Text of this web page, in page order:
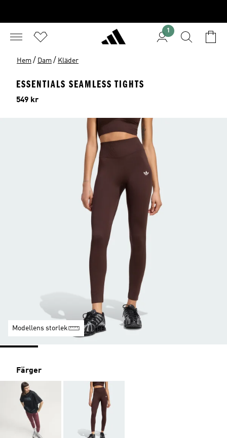
1
Hem / Dam / Kläder
ESSENTIALS SEAMLESS TIGHTS
Pris
549 kr
Modellens storlek
Färger